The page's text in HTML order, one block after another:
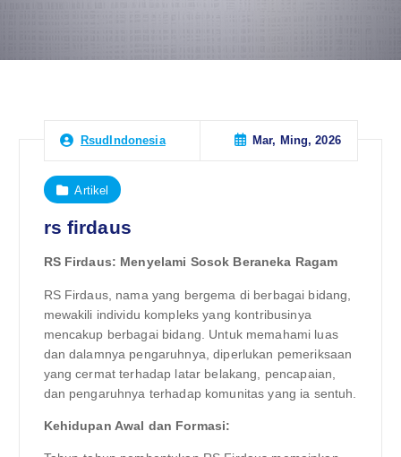
RsudIndonesia Mar, Ming, 2026
Artikel
rs firdaus
RS Firdaus: Menyelami Sosok Beraneka Ragam
RS Firdaus, nama yang bergema di berbagai bidang,
mewakili individu kompleks yang kontribusinya
mencakup berbagai bidang. Untuk memahami luas
dan dalamnya pengaruhnya, diperlukan pemeriksaan
yang cermat terhadap latar belakang, pencapaian,
dan pengaruhnya terhadap komunitas yang ia sentuh.
Kehidupan Awal dan Formasi: